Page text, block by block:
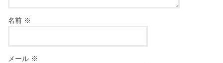
名前 ※
メール ※